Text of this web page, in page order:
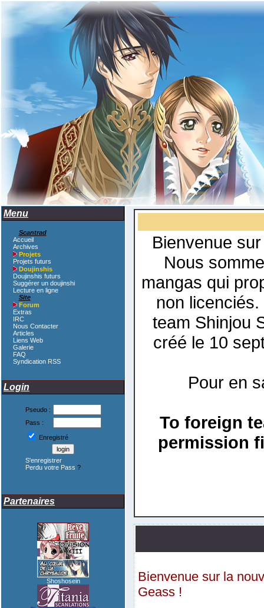
Menu
Scantrad
Accueil
Archives
Projets
Projets futurs
Doujinshis
Doujinshis futurs
Suggérer un doujinshi
Lecture en ligne
Site
Forum
Extras
IRC
Nous Contacter
Articles
Liens Web
Galerie
FAQ
Syndication RSS
Login
Pseudo :
Pass :
Enregistré
S'enregistrer
Perdu votre Pass ?
Partenaires
Shoshosein
Bienvenue
Nous
mangas qui
non
team Shinjou
créé le 10
Pour en
To foreign
permission
Bienvenue sur la
Geass !